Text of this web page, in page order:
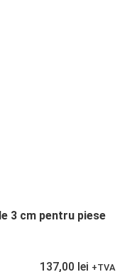
3 cm pentru piese
137,00 lei +TVA